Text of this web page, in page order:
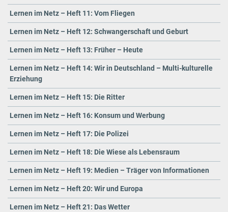
Lernen im Netz – Heft 11: Vom Fliegen
Lernen im Netz – Heft 12: Schwangerschaft und Geburt
Lernen im Netz – Heft 13: Früher – Heute
Lernen im Netz – Heft 14: Wir in Deutschland – Multi-kulturelle
Erziehung
Lernen im Netz – Heft 15: Die Ritter
Lernen im Netz – Heft 16: Konsum und Werbung
Lernen im Netz – Heft 17: Die Polizei
Lernen im Netz – Heft 18: Die Wiese als Lebensraum
Lernen im Netz – Heft 19: Medien – Träger von Informationen
Lernen im Netz – Heft 20: Wir und Europa
Lernen im Netz – Heft 21: Das Wetter